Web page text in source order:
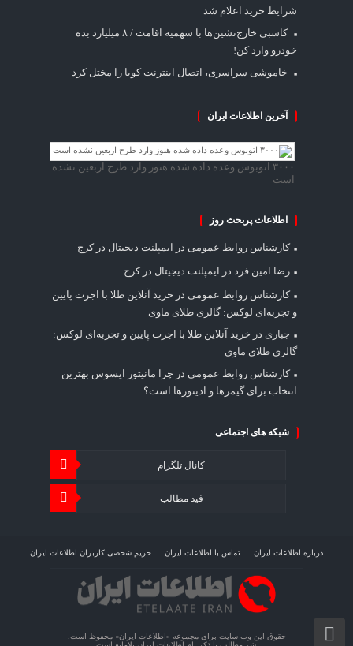
شرایط خرید اعلام شد
کاسبی خارج‌نشین‌ها با سهمیه اقامت / ۸ میلیارد بده
خودرو وارد کن!
خاموشی سراسری، اتصال اینترنت کوبا را مختل کرد
آخرین اطلاعات ایران
۳۰۰۰ اتوبوس وعده داده شده هنوز وارد طرح اربعین نشده
است
اطلاعات پربحث روز
کارشناس روابط عمومی در
ایمپلنت دیجیتال در کرج
رضا امین فرد در
ایمپلنت دیجیتال در کرج
کارشناس روابط عمومی در خرید آنلاین طلا با اجرت پایین
و تجربه‌ای لوکس: گالری طلای ماوی
جباری در خرید آنلاین طلا با اجرت پایین و تجربه‌ای لوکس:
گالری طلای ماوی
کارشناس روابط عمومی در چرا مانیتور ایسوس بهترین
انتخاب برای گیمرها و ادیتورها است؟
شبکه های اجتماعی
کانال تلگرام
فید مطالب
درباره اطلاعات ایران تماس با اطلاعات ایران حریم شخصی کاربران اطلاعات ایران
شرایط بازنشر محتوا در اطلاعات ایران تبلیغات در اطلاعات ایران تحلیل اطلاعات سرمایه
حقوق این وب سایت برای مجموعه «اطلاعات‌ ایران» محفوظ است.